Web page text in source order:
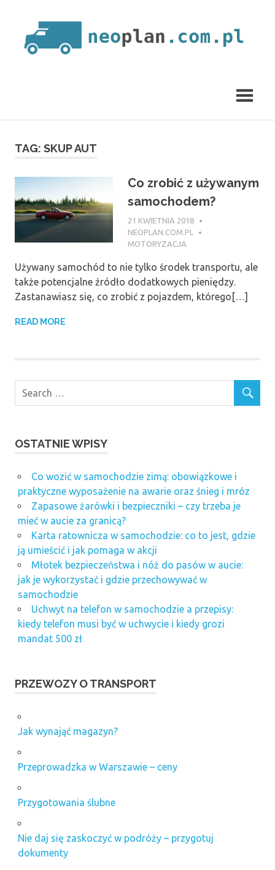
content
TAG: SKUP AUT
Co zrobić z używanym
samochodem?
21 KWIETNIA 2018
NEOPLAN.COM.PL
MOTORYZACJA
Używany samochód to nie tylko środek transportu, ale
także potencjalne źródło dodatkowych pieniędzy.
Zastanawiasz się, co zrobić z pojazdem, którego[…]
READ MORE
OSTATNIE WPISY
Co wozić w samochodzie zimą: obowiązkowe i
praktyczne wyposażenie na awarie oraz śnieg i mróz
Zapasowe żarówki i bezpieczniki – czy trzeba je
mieć w aucie za granicą?
Karta ratownicza w samochodzie: co to jest, gdzie
ją umieścić i jak pomaga w akcji
Młotek bezpieczeństwa i nóż do pasów w aucie:
jak je wykorzystać i gdzie przechowywać w
samochodzie
Uchwyt na telefon w samochodzie a przepisy:
kiedy telefon musi być w uchwycie i kiedy grozi
mandat 500 zł
PRZEWOZY O TRANSPORT
Jak wynająć magazyn?
Przeprowadzka w Warszawie – ceny
Przygotowania ślubne
Nie daj się zaskoczyć w podróży – przygotuj
dokumenty